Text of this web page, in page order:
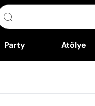
Party Atölye